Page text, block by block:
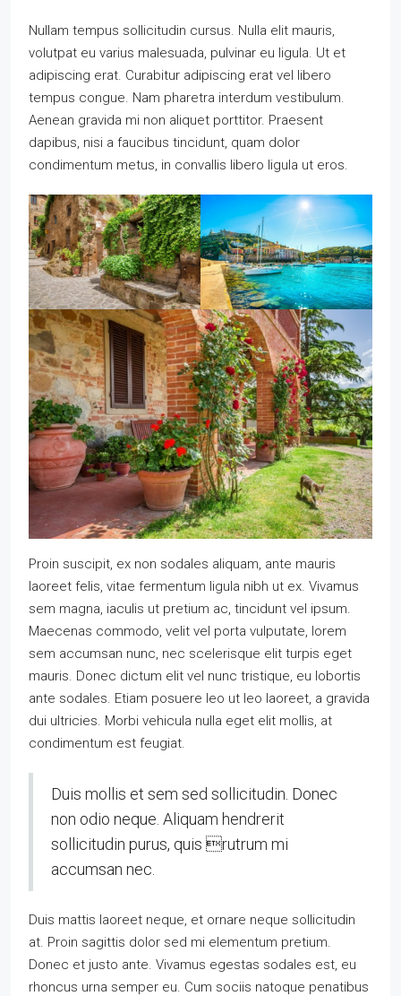
Nullam tempus sollicitudin cursus. Nulla elit mauris,
volutpat eu varius malesuada, pulvinar eu ligula. Ut et
adipiscing erat. Curabitur adipiscing erat vel libero
tempus congue. Nam pharetra interdum vestibulum.
Aenean gravida mi non aliquet porttitor. Praesent
dapibus, nisi a faucibus tincidunt, quam dolor
condimentum metus, in convallis libero ligula ut eros.
Proin suscipit, ex non sodales aliquam, ante mauris
laoreet felis, vitae fermentum ligula nibh ut ex. Vivamus
sem magna, iaculis ut pretium ac, tincidunt vel ipsum.
Maecenas commodo, velit vel porta vulputate, lorem
sem accumsan nunc, nec scelerisque elit turpis eget
mauris. Donec dictum elit vel nunc tristique, eu lobortis
ante sodales. Etiam posuere leo ut leo laoreet, a gravida
dui ultricies. Morbi vehicula nulla eget elit mollis, at
condimentum est feugiat.
Duis mollis et sem sed sollicitudin. Donec
non odio neque. Aliquam hendrerit
sollicitudin purus, quis rutrum mi
accumsan nec.
Duis mattis laoreet neque, et ornare neque sollicitudin
at. Proin sagittis dolor sed mi elementum pretium.
Donec et justo ante. Vivamus egestas sodales est, eu
rhoncus urna semper eu. Cum sociis natoque penatibus